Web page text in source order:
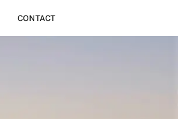
CONTACT